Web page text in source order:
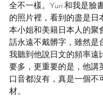
全不一樣。Yuri 和我是臉
的照片裡，看到的盡是日
本小姐和美籍日本人的聚
話永遠不戴髒字，雖然是
我聽到他說日文的頻率遠
要多，更重要的是，他講
口音都沒有，真是一個不
材。